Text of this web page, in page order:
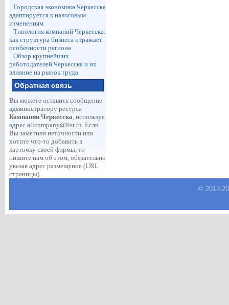
Городская экономика Черкесска
адаптируется к налоговым
изменениям
Типология компаний Черкесска:
как структура бизнеса отражает
особенности региона
Обзор крупнейших
работодателей Черкесска и их
влияние на рынок труда
Обратная связь
Вы можете оставить сообщение
администратору ресурса
Компании Черкесска, используя
адрес allcompany@list.ru. Если
Вы заметили неточности или
хотите что-то добавить в
карточку своей фирмы, то
пишите нам об этом, обязательно
указав адрес размещения (URL
страницы).
© 2013-